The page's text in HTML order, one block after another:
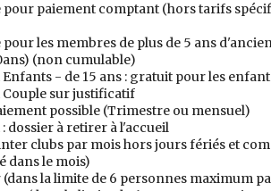
pour paiement comptant (hors tarifs
pour les membres de plus de 5 ans
(non cumulable)
- de 15 ans : gratuit pour les
sur justificatif
possible (Trimestre ou mensuel)
dossier à retirer à l'accueil
clubs par mois hors jours fériés et
dans le mois)
(dans la limite de 6 personnes maximum